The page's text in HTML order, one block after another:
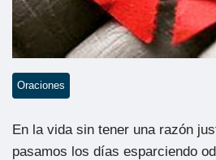
Oraciones
En la vida sin tener una razón
pasamos los días esparciendo